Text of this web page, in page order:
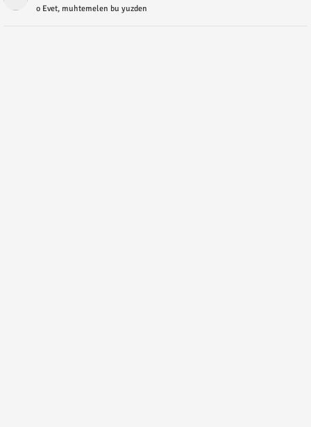
o Evet, muhtemelen bu yuzden